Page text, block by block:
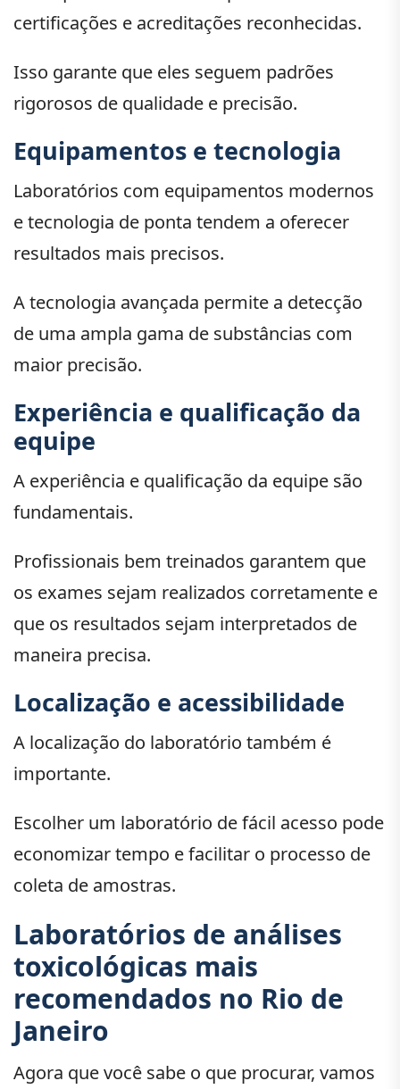
certificações e acreditações reconhecidas.
Isso garante que eles seguem padrões
rigorosos de qualidade e precisão.
Equipamentos e tecnologia
Laboratórios com equipamentos modernos
e tecnologia de ponta tendem a oferecer
resultados mais precisos.
A tecnologia avançada permite a detecção
de uma ampla gama de substâncias com
maior precisão.
Experiência e qualificação da
equipe
A experiência e qualificação da equipe são
fundamentais.
Profissionais bem treinados garantem que
os exames sejam realizados corretamente e
que os resultados sejam interpretados de
maneira precisa.
Localização e acessibilidade
A localização do laboratório também é
importante.
Escolher um laboratório de fácil acesso pode
economizar tempo e facilitar o processo de
coleta de amostras.
Laboratórios de análises
toxicológicas mais
recomendados no Rio de
Janeiro
Agora que você sabe o que procurar, vamos